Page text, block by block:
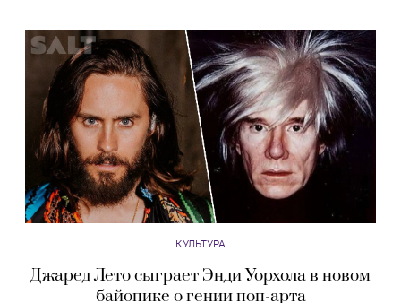
КУЛЬТУРА
Джаред Лето сыграет Энди Уорхола в новом
байопике о гении поп-арта